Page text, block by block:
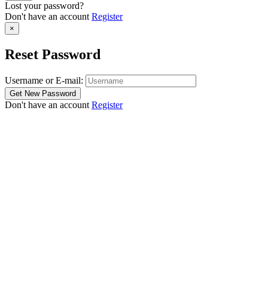
Lost your password?
Don't have an account Register
×
Reset Password
Username or E-mail:
Don't have an account Register